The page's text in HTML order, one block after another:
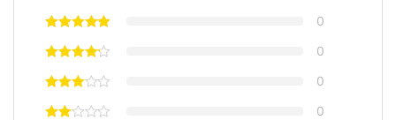
0
0
0
0